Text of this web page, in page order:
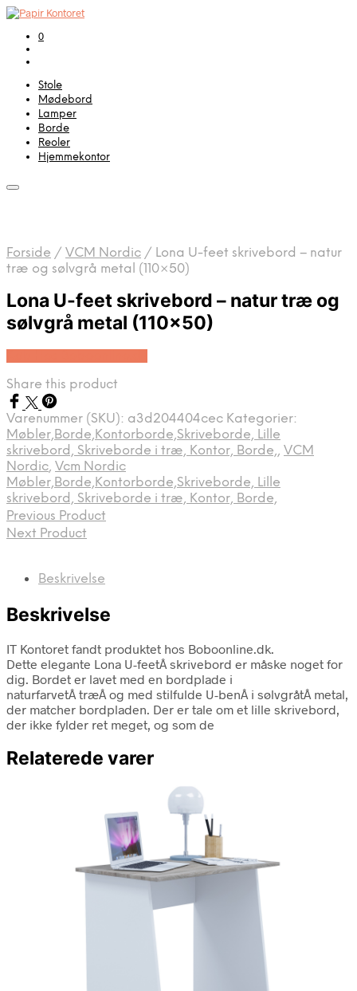
0
Stole
Mødebord
Lamper
Borde
Reoler
Hjemmekontor
Forside / VCM Nordic / Lona U-feet skrivebord – natur
træ og sølvgrå metal (110×50)
Lona U-feet skrivebord – natur træ og
sølvgrå metal (110×50)
Share this product
Varenummer (SKU): a3d204404cec Kategorier:
Møbler,Borde,Kontorborde,Skriveborde, Lille
skrivebord, Skriveborde i træ, Kontor, Borde,, VCM
Nordic, Vcm Nordic
Møbler,Borde,Kontorborde,Skriveborde, Lille
skrivebord, Skriveborde i træ, Kontor, Borde,
Previous Product
Next Product
Beskrivelse
Beskrivelse
IT Kontoret fandt produktet hos Boboonline.dk.
Dette elegante Lona U-feetÂ skrivebord er måske noget for
dig. Bordet er lavet med en bordplade i
naturfarvetÂ træÂ og med stilfulde U-benÂ i sølvgråtÂ metal,
der matcher bordpladen. Der er tale om et lille skrivebord,
der ikke fylder ret meget, og som de
Relaterede varer